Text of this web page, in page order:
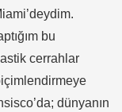
bu
cerrahlar
dünyanın